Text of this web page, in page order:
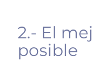
2.- El
posible